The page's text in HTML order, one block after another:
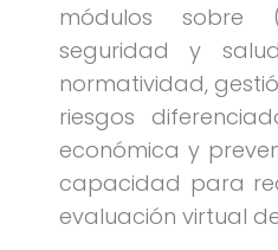
módulos sobre
seguridad y
normatividad,
riesgos
económica y
capacidad para
evaluación virtual